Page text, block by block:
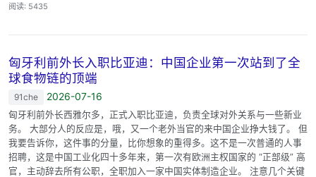
阅读: 5435
匈牙利前外长入职比亚迪：中国企业第一次站到了全
球食物链的顶端
91che 2026-07-16
匈牙利前外长西雅尔多，正式入职比亚迪，负责全球对外关系与一些新业
务。 大部分人的反应是，哦，又一个老外当官的来中国企业挣大钱了。 但
我要告诉你，这件事的分量，比你想象的重得多。这不是一次普通的人事
招聘，这是中国工业化四十多年来，第一次有欧洲主权国家的 “正部级” 高
官，主动辞去所有公职，全职加入一家中国实体制造企业。 注意几个关键